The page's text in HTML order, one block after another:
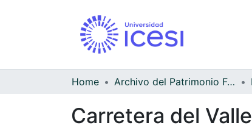
Home Archivo del Patrimonio Fotográfico y Fílmico del Valle del Cauca
Carretera del Valle